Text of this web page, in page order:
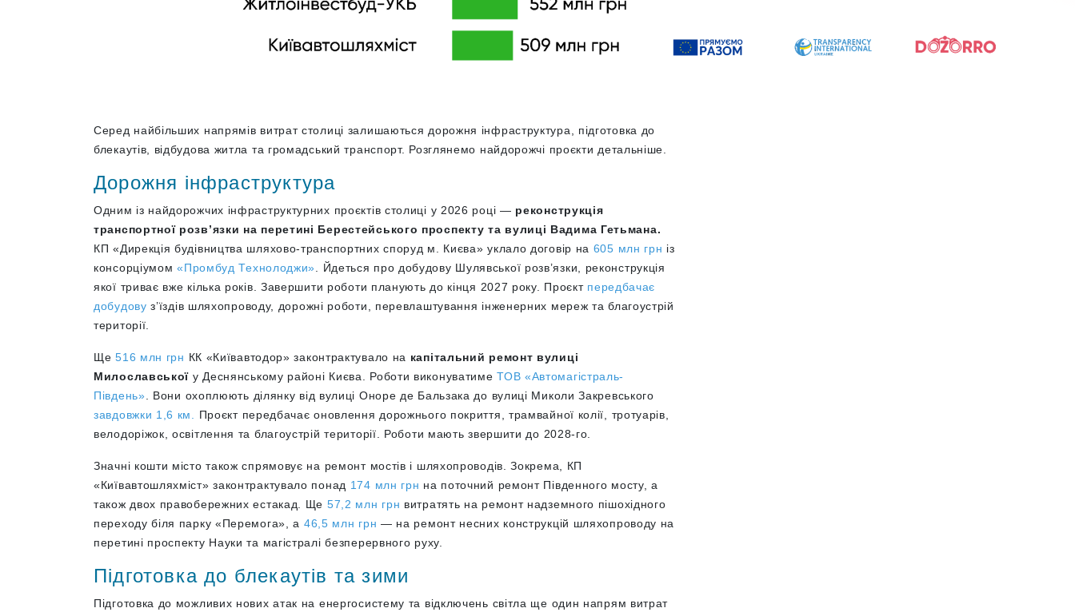
Серед найбільших напрямів витрат столиці залишаються дорожня інфраструктура, підготовка до
блекаутів, відбудова житла та громадський транспорт. Розглянемо найдорожчі проєкти детальніше.
Дорожня інфраструктура
Одним із найдорожчих інфраструктурних проєктів столиці у 2026 році — реконструкція
транспортної розв’язки на перетині Берестейського проспекту та вулиці Вадима Гетьмана.
КП «Дирекція будівництва шляхово-транспортних споруд м. Києва» уклало договір на 605 млн грн із
консорціумом «Промбуд Технолоджи» . Йдеться про добудову Шулявської розв’язки, реконструкція
якої триває вже кілька років. Завершити роботи планують до кінця 2027 року. Проєкт передбачає
добудову з’їздів шляхопроводу, дорожні роботи, перевлаштування інженерних мереж та благоустрій
території.
Ще516 млн грн КК «Київавтодор» законтрактувало на капітальний ремонт вулиці
Милославської у Деснянському районі Києва. Роботи виконуватимеТОВ «Автомагістраль-
Південь» . Вони охоплюють ділянку від вулиці Оноре де Бальзака до вулиці Миколи Закревського
завдовжки 1,6 км.
Проєкт передбачає оновлення дорожнього покриття, трамвайної колії, тротуарів,
велодоріжок, освітлення та благоустрій території. Роботи мають звершити до 2028-го.
Значні кошти місто також спрямовує на ремонт мостів і шляхопроводів. Зокрема, КП
«Київавтошляхміст» законтрактувало понад 174 млн грн на поточний ремонт Південного мосту, а
також двох правобережних естакад. Ще 57,2 млн грн витратять на ремонт надземного пішохідного
переходу біля парку «Перемога», а 46,5 млн грн — на ремонт несних конструкцій шляхопроводу на
перетині проспекту Науки та магістралі безперервного руху.
Підготовка до блекаутів та зими
Підготовка до можливих нових атак на енергосистему та відключень світла ще один напрям витрат